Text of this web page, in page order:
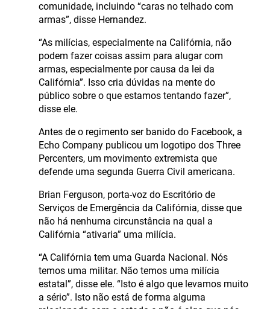
comunidade, incluindo “caras no telhado com
armas”, disse Hernandez.
“As milícias, especialmente na Califórnia, não
podem fazer coisas assim para alugar com
armas, especialmente por causa da lei da
Califórnia”. Isso cria dúvidas na mente do
público sobre o que estamos tentando fazer”,
disse ele.
Antes de o regimento ser banido do Facebook, a
Echo Company publicou um logotipo dos Three
Percenters, um movimento extremista que
defende uma segunda Guerra Civil americana.
Brian Ferguson, porta-voz do Escritório de
Serviços de Emergência da Califórnia, disse que
não há nenhuma circunstância na qual a
Califórnia “ativaria” uma milícia.
“A Califórnia tem uma Guarda Nacional. Nós
temos uma militar. Não temos uma milícia
estatal”, disse ele. “Isto é algo que levamos muito
a sério”. Isto não está de forma alguma